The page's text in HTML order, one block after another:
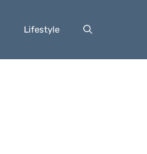
Lifestyle